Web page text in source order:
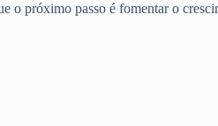
próximo passo é fomentar o